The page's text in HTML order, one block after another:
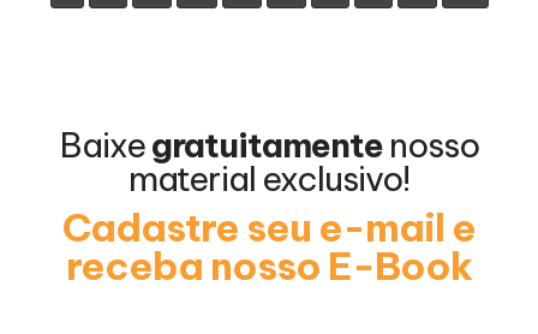
Baixegratuitamente nosso
material exclusivo!
Cadastre seu e-mail e
receba nosso E-Book